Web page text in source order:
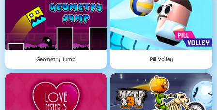
Geometry Jump Pill Volley